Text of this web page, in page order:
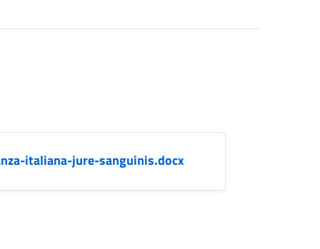
italiana-jure-sanguinis.docx